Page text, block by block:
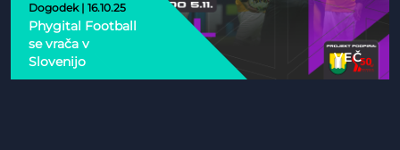
Dogodek | 16.10.25
Phygital Football
se vrača v
Slovenijo
VEČ